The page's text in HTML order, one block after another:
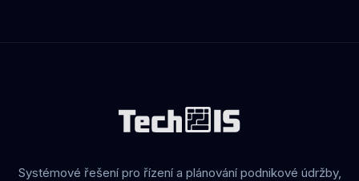
Systémové řešení pro řízení a plánování podnikové údržby,